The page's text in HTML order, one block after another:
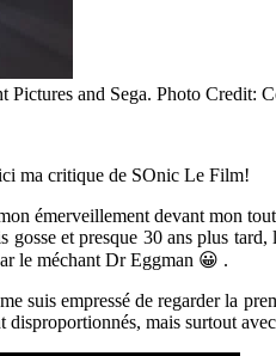
and Sega. Photo Credit:
ma critique de SOnic Le Film!
émerveillement devant mon
gosse et presque 30 ans plus
le méchant Dr Eggman 😀 .
suis empressé de regarder la
mais surtout